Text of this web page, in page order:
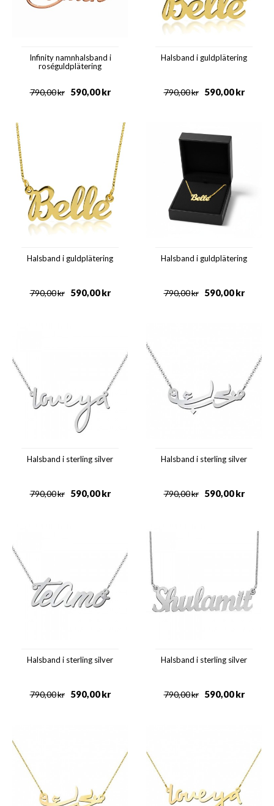
Infinity namnhalsband i
roséguldplätering
kr
790,00 kr
590,00
Halsband i guldplätering
kr
790,00 kr
590,00
Halsband i guldplätering
kr
790,00 kr
590,00
Halsband i guldplätering
kr
790,00 kr
590,00
Halsband i sterling silver
kr
790,00 kr
590,00
Halsband i sterling silver
kr
790,00 kr
590,00
Halsband i sterling silver
kr
790,00 kr
590,00
Halsband i sterling silver
kr
790,00 kr
590,00